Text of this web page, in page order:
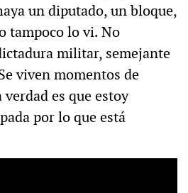
un diputado, un bloque,
tampoco lo vi. No
militar, semejante
viven momentos de
es que estoy
por lo que está